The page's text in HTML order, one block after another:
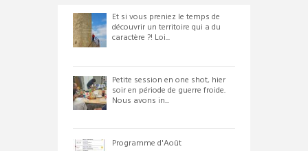
Et si vous preniez le temps de
découvrir un territoire qui a du
caractère ?! Loi...
Petite session en one shot, hier
soir en période de guerre froide.
Nous avons in...
Programme d'Août